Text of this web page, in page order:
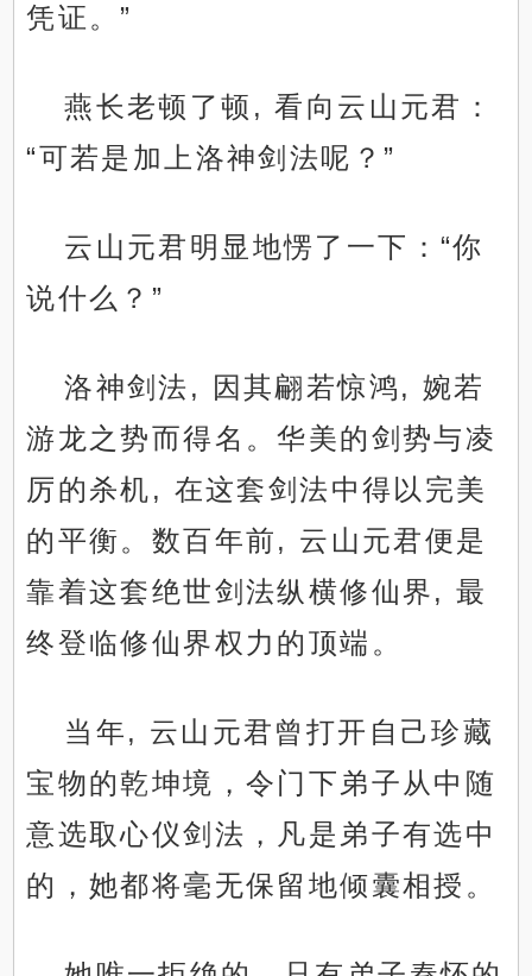
凭证。”
燕长老顿了顿, 看向云山元君：
“可若是加上洛神剑法呢？”
云山元君明显地愣了一下：“你
说什么？”
洛神剑法, 因其翩若惊鸿, 婉若
游龙之势而得名。华美的剑势与凌
厉的杀机, 在这套剑法中得以完美
的平衡。数百年前, 云山元君便是
靠着这套绝世剑法纵横修仙界, 最
终登临修仙界权力的顶端。
当年, 云山元君曾打开自己珍藏
宝物的乾坤境，令门下弟子从中随
意选取心仪剑法，凡是弟子有选中
的，她都将毫无保留地倾囊相授。